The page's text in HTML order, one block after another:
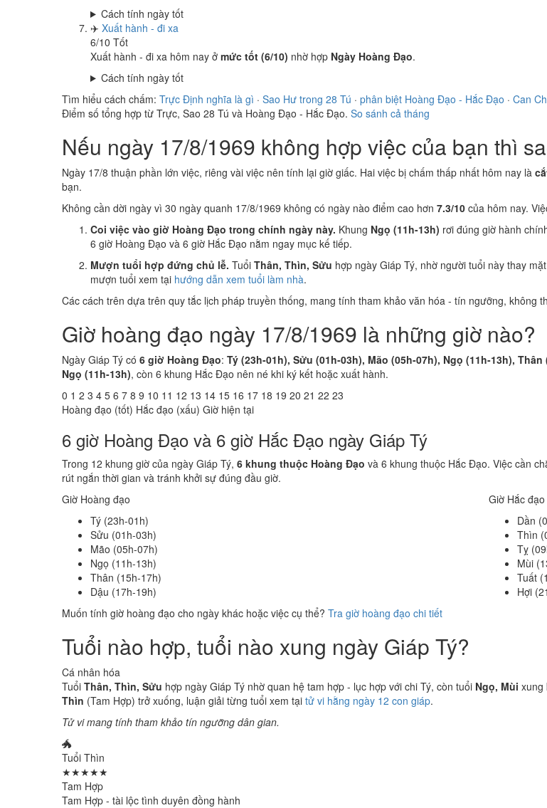
Cách tính ngày tốt
✈️ Xuất hành - đi xa
6/10 Tốt
Xuất hành - đi xa hôm nay ở mức tốt (6/10) nhờ hợp Ngày Hoàng Đạo.
Cách tính ngày tốt
Tìm hiểu cách chấm: Trực Định nghĩa là gì · Sao Hư trong 28 Tú · phân biệt Hoàng Đạo - Hắc Đạo · Can
Điểm số tổng hợp từ Trực, Sao 28 Tú và Hoàng Đạo - Hắc Đạo. So sánh cả tháng
Nếu ngày 17/8/1969 không hợp việc của bạn thì
Ngày 17/8 thuận phần lớn việc, riêng vài việc nên tính lại giờ giấc. Hai việc bị chấm thấp nhất hôm nay là
bạn.
Không cần dời ngày vì 30 ngày quanh 17/8/1969 không có ngày nào điểm cao hơn 7.3/10 của hôm nay.
Coi việc vào giờ Hoàng Đạo trong chính ngày này. Khung Ngọ (11h-13h) rơi đúng giờ hành
6 giờ Hoàng Đạo và 6 giờ Hắc Đạo nằm ngay mục kế tiếp.
Mượn tuổi hợp đứng chủ lễ. Tuổi Thân, Thìn, Sửu hợp ngày Giáp Tý, nhờ người tuổi này thay
mượn tuổi xem tại hướng dẫn xem tuổi làm nhà.
Các cách trên dựa trên quy tắc lịch pháp truyền thống, mang tính tham khảo văn hóa - tín ngưỡng, không
Giờ hoàng đạo ngày 17/8/1969 là những giờ nào?
Ngày Giáp Tý có 6 giờ Hoàng Đạo: Tý (23h-01h), Sửu (01h-03h), Mão (05h-07h), Ngọ (11h-13h), Thân
Ngọ (11h-13h), còn 6 khung Hắc Đạo nên né khi ký kết hoặc xuất hành.
0 1 2 3 4 5 6 7 8 9 10 11 12 13 14 15 16 17 18 19 20 21 22 23
Hoàng đạo (tốt) Hắc đạo (xấu) Giờ hiện tại
6 giờ Hoàng Đạo và 6 giờ Hắc Đạo ngày Giáp Tý
Trong 12 khung giờ của ngày Giáp Tý, 6 khung thuộc Hoàng Đạo và 6 khung thuộc Hắc Đạo. Việc cần
rút ngắn thời gian và tránh khởi sự đúng đầu giờ.
Giờ Hoàng đạo
Tý (23h-01h)
Sửu (01h-03h)
Mão (05h-07h)
Ngọ (11h-13h)
Thân (15h-17h)
Dậu (17h-19h)
Giờ Hắc đạo
Dần
Thìn
Tỵ
Mùi
Tuất
Hợi
Muốn tính giờ hoàng đạo cho ngày khác hoặc việc cụ thể? Tra giờ hoàng đạo chi tiết
Tuổi nào hợp, tuổi nào xung ngày Giáp Tý?
Cá nhân hóa
Tuổi Thân, Thìn, Sửu hợp ngày Giáp Tý nhờ quan hệ tam hợp - lục hợp với chi Tý, còn tuổi Ngọ, Mùi xung
Thìn (Tam Hợp) trở xuống, luận giải từng tuổi xem tại tử vi hằng ngày 12 con giáp.
Tử vi mang tính tham khảo tín ngưỡng dân gian.
🐲
Tuổi Thìn
★★★★★
Tam Hợp
Tam Hợp - tài lộc tình duyên đồng hành